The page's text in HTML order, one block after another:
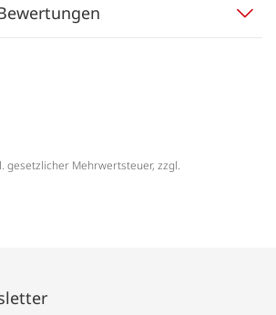
gesetzlicher Mehrwertsteuer, zzgl.